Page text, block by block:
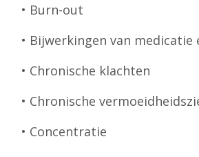
• Burn-out
• Bijwerkingen van medicatie
• Chronische klachten
• Chronische
• Concentratie